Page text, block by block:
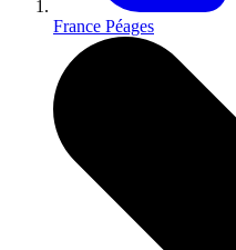
France Péages